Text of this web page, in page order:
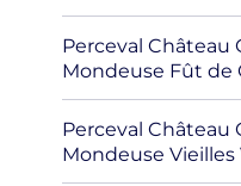
Perceval
Mondeuse Fût de
Perceval
Mondeuse Vieilles